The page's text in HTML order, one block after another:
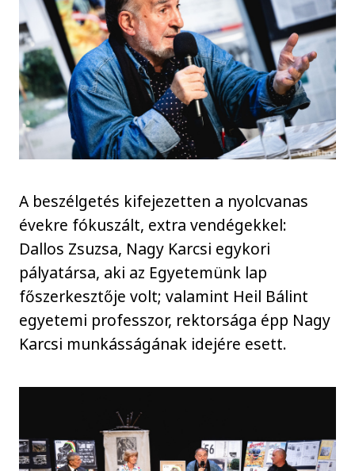
A beszélgetés kifejezetten a nyolcvanas
évekre fókuszált, extra vendégekkel:
Dallos Zsuzsa, Nagy Karcsi egykori
pályatársa, aki az Egyetemünk lap
főszerkesztője volt; valamint Heil Bálint
egyetemi professzor, rektorsága épp Nagy
Karcsi munkásságának idejére esett.